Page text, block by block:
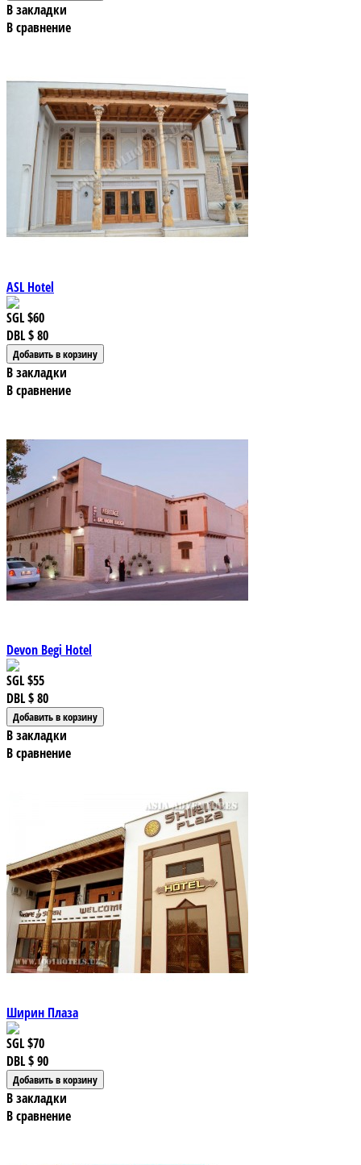
В закладки
В сравнение
ASL Hotel
SGL$60
DBL$ 80
В закладки
В сравнение
Devon Begi Hotel
SGL$55
DBL$ 80
В закладки
В сравнение
Ширин Плаза
SGL$70
DBL$ 90
В закладки
В сравнение